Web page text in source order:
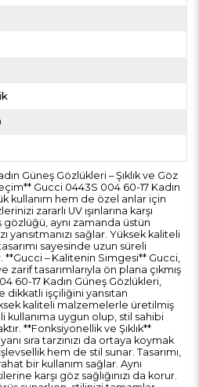
Güneş Gözlükleri – Şıklık ve Göz
Gucci 0443S 004 60-17 Kadın
kullanım hem de özel anlar için
zararlı UV ışınlarına karşı
aynı zamanda üstün
yansıtmanızı sağlar. Yüksek kaliteli
sayesinde uzun süreli
**Gucci – Kalitenin Simgesi** Gucci,
zarif tasarımlarıyla ön plana çıkmış
60-17 Kadın Güneş Gözlükleri,
dikkatli işçiliğini yansıtan
kaliteli malzemelerle üretilmiş
kullanıma uygun olup, stil sahibi
**Fonksiyonellik ve Şıklık**
sıra tarzınızı da ortaya koymak
hem de stil sunar. Tasarımı,
bir kullanım sağlar. Aynı
karşı göz sağlığınızı da korur.